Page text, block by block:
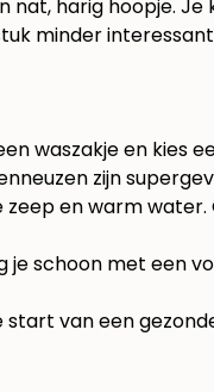
nat, harig hoopje.
minder
waszakje en kies
zijn
en warm
schoon met een
start van een